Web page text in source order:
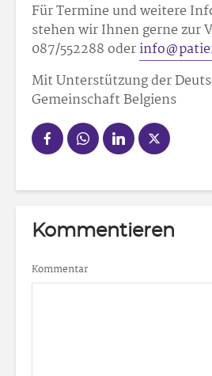
Für Termine und weitere
stehen wir Ihnen gerne zur
087/552288 oder
Mit Unterstützung der
Gemeinschaft Belgiens
Kommentieren
Kommentar